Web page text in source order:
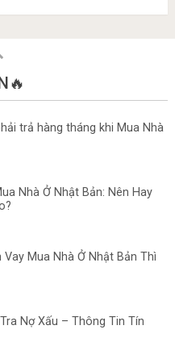
trả hàng tháng khi Mua Nhà
Nhà Ở Nhật Bản: Nên Hay
Mua Nhà Ở Nhật Bản Thì
Nợ Xấu – Thông Tin Tín